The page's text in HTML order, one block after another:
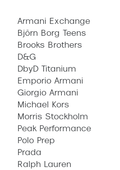
Armani Exchange
Björn Borg Teens
Brooks Brothers
D&G
DbyD Titanium
Emporio Armani
Giorgio Armani
Michael Kors
Morris Stockholm
Peak Performance
Polo Prep
Prada
Ralph Lauren